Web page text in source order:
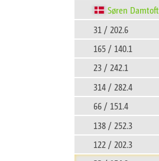
Søren Damtoft
31 / 202.6
165 / 140.1
23 / 242.1
314 / 282.4
66 / 151.4
138 / 252.3
122 / 202.3